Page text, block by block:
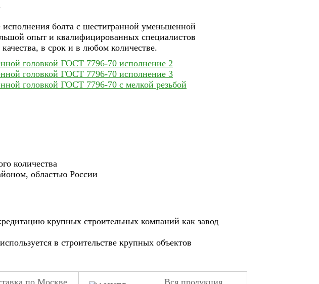
болта с шестигранной уменьшенной
опыт и квалифицированных специалистов
в срок и в любом количестве.
головкой ГОСТ 7796-70 исполнение 2
головкой ГОСТ 7796-70 исполнение 3
головкой ГОСТ 7796-70 с мелкой резьбой
количества
областью России
крупных строительных компаний как завод
в строительстве крупных объектов
по Москве, Вся продукция